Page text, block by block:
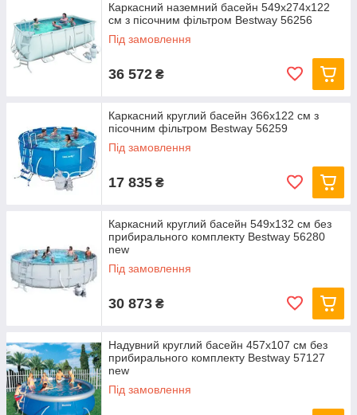
Каркасний наземний басейн 549x274x122
см з пісочним фільтром Bestway 56256
Під замовлення
36 572 ₴
Каркасний круглий басейн 366x122 см з
пісочним фільтром Bestway 56259
Під замовлення
17 835 ₴
Каркасний круглий басейн 549x132 см без
прибирального комплекту Bestway 56280
new
Під замовлення
30 873 ₴
Надувний круглий басейн 457х107 см без
прибирального комплекту Bestway 57127
new
Під замовлення